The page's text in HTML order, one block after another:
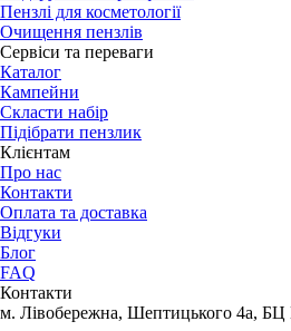
Пензлі для косметології
Очищення пензлів
Сервіси та переваги
Каталог
Кампейни
Скласти набір
Підібрати пензлик
Клієнтам
Про нас
Контакти
Оплата та доставка
Відгуки
Блог
FAQ
Контакти
м. Лівобережна, Шептицького 4а,